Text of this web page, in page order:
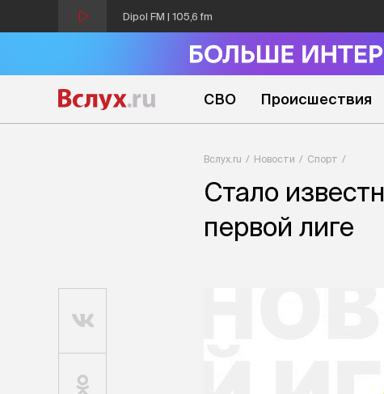
Dipol FM | 105,6 fm
СВО Происшествия
Вслух.ru Новости Спорт
Стало
первой лиге